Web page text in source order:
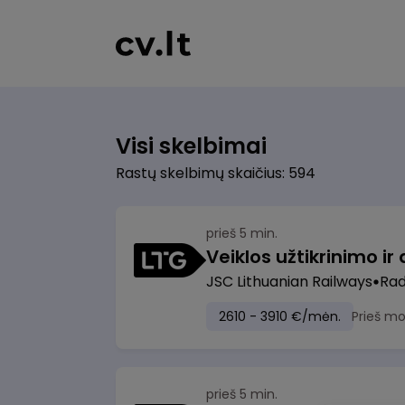
Visi skelbimai
Rastų skelbimų skaičius: 594
prieš 5 min.
JSC Lithuanian Railways
2610 - 3910 €/mėn. Prieš
prieš 5 min.